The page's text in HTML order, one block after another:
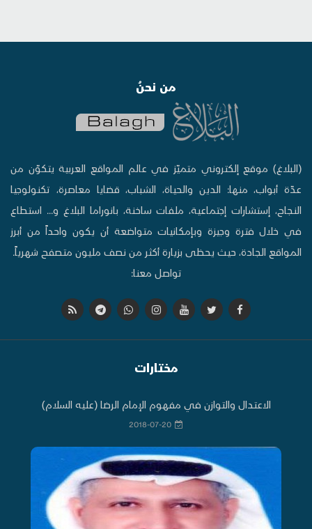
من نحنُ
(البلاغ) موقع إلكتروني متميّز في عالم المواقع العربية يتكوّن من
عدّة أبواب، منها: الدين والحياة، الشباب، قضايا معاصرة، تكنولوجيا
النجاح، إستشارات إجتماعية، ملفات ساخنة، بانوراما البلاغ و... استطاع
في خلال فترة وجيزة وبإمكانيات متواضعة أن يكون واحداً من أبرز
المواقع الجادة، حيث يحظى بزيارة أكثر من نصف مليون متصفح شهرياً.
تواصل معنا:
مختارات
الاعتدال والتوازن في مفهوم الإمام الرضا (عليه السلام)
2018-07-20